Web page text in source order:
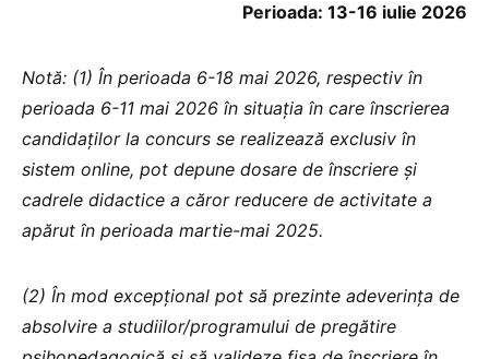
Perioada: 13-16 iulie 2026
Notă: (1) În perioada 6-18 mai 2026, respectiv în
perioada 6-11 mai 2026 în situaţia în care înscrierea
candidaţilor la concurs se realizează exclusiv în
sistem online, pot depune dosare de înscriere şi
cadrele didactice a căror reducere de activitate a
apărut în perioada martie-mai 2025.
(2) În mod excepţional pot să prezinte adeverinţa de
absolvire a studiilor/programului de pregătire